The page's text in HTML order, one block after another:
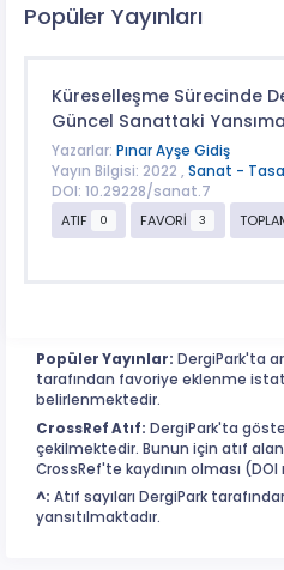
Popüler Yayınları
Küreselleşme Sürecinde
Güncel Sanattaki
Yazarlar: Pınar Ayşe Gidiş
Yayın Bilgisi: 2022 , Sanat -
DOI: 10.29228/sanat.7
ATIF
0 FAVORİ 3
Popüler Yayınlar: DergiPark'ta
tarafından favoriye eklenme
belirlenmektedir.
CrossRef Atıf: DergiPark'ta
çekilmektedir. Bunun için atıf
CrossRef'te kaydının olması
^: Atıf sayıları DergiPark
yansıtılmaktadır.